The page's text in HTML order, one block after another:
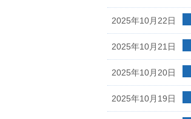
2025年10月22日
2025年10月21日
2025年10月20日
2025年10月19日